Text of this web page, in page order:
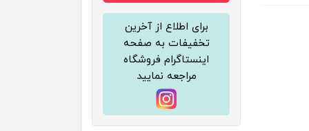
برای اطلاع از آخرین
تخفیفات به صفحه
اینستاگرام فروشگاه
مراجعه نمایید